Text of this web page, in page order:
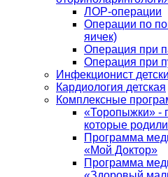
ЛОР-операции
Операции по
яичек)
Операция при
Операция при
Инфекционист
Кардиология детская
Комплексные
«Торопыжки» -
которые
Программа
«Мой Доктор»
Программа